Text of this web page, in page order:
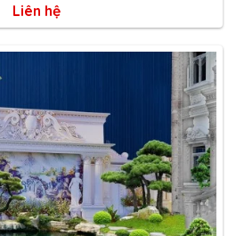
Liên hệ